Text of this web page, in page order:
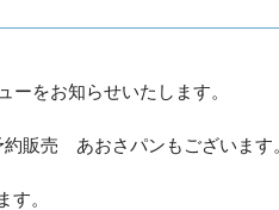
ーをお知らせいたします。
販売 あおさパンもございます
す。